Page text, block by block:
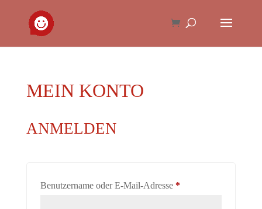
MEIN KONTO
ANMELDEN
Benutzername oder E-Mail-Adresse *Erforderlich